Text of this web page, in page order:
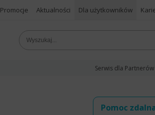
Promocje Aktualności Dla użytkowników
Serwis dla Partnerów
Pomoc